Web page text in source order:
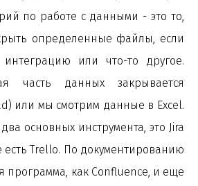
по работе с данными - это то,
определенные файлы, если
или что-то другое.
часть данных закрывается
или мы смотрим данные в Excel.
основных инструмента, это Jira
есть Trello. По документированию
программа, как Confluence, и еще